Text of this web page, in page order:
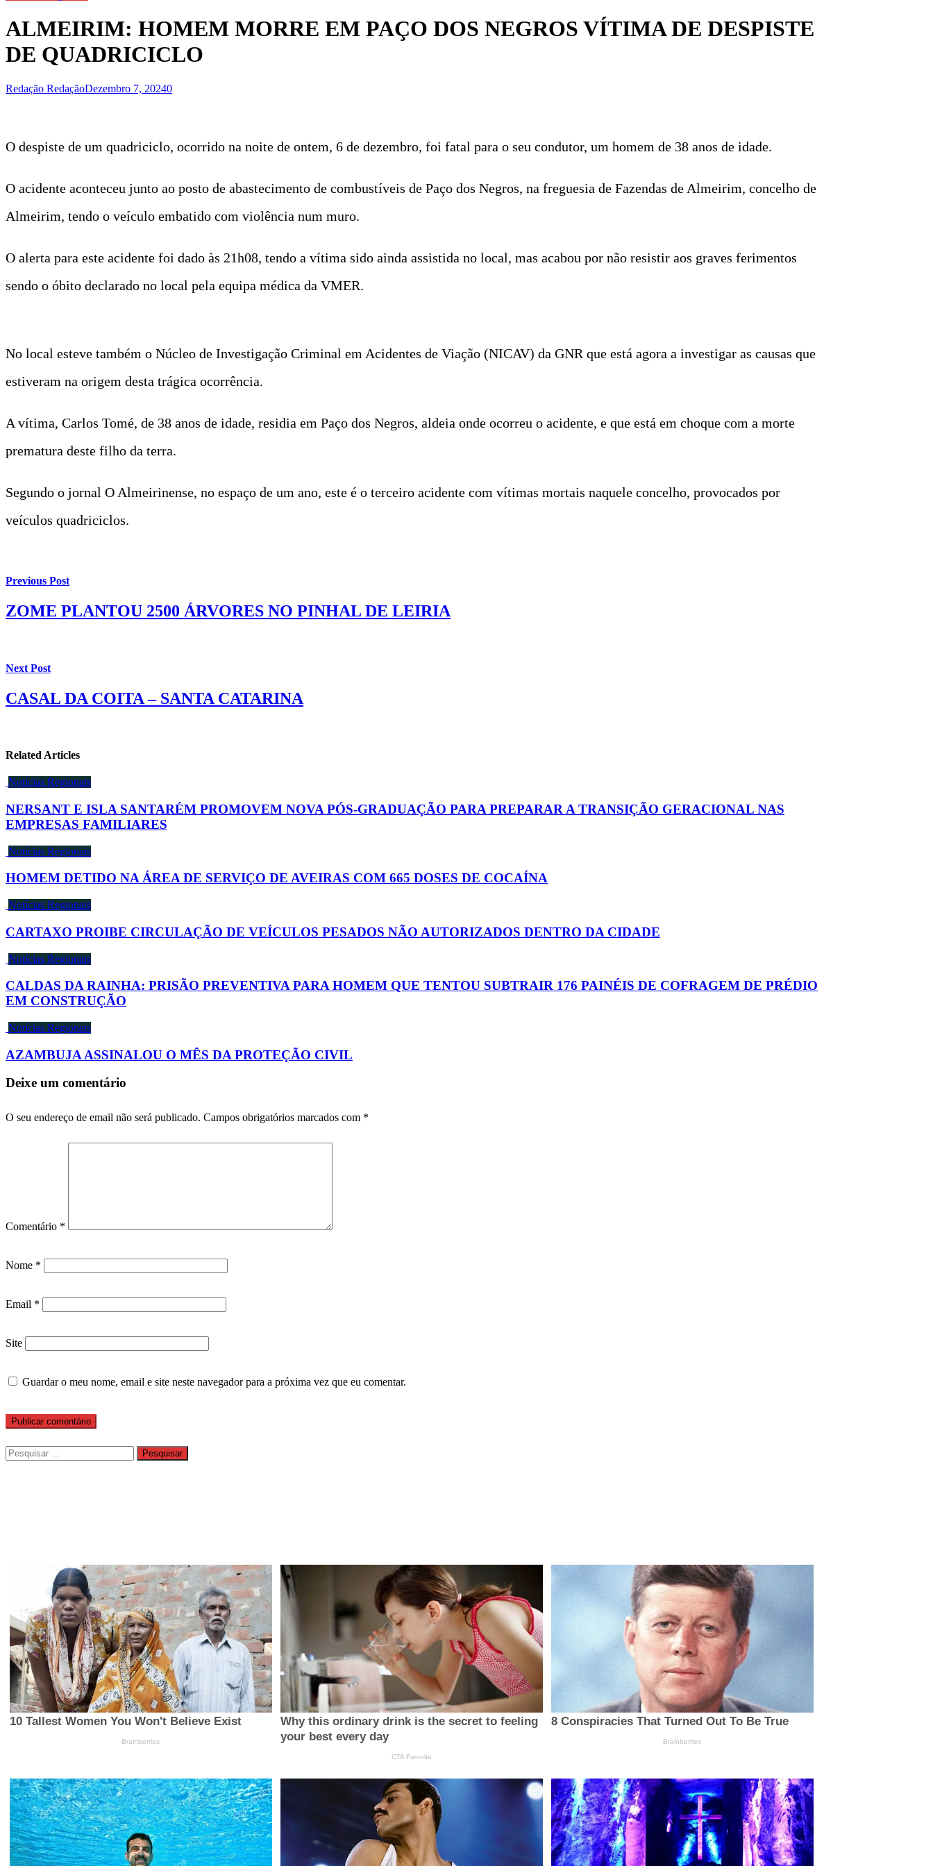
ALMEIRIM: HOMEM MORRE EM PAÇO DOS NEGROS VÍTIMA DE DESPISTE
DE QUADRICICLO
Redação RedaçãoDezembro 7, 20240
O despiste de um quadriciclo, ocorrido na noite de ontem, 6 de dezembro, foi fatal para o seu condutor, um homem de 38 anos de idade.
O acidente aconteceu junto ao posto de abastecimento de combustíveis de Paço dos Negros, na freguesia de Fazendas de Almeirim, concelho de
Almeirim, tendo o veículo embatido com violência num muro.
O alerta para este acidente foi dado às 21h08, tendo a vítima sido ainda assistida no local, mas acabou por não resistir aos graves ferimentos
sendo o óbito declarado no local pela equipa médica da VMER.
No local esteve também o Núcleo de Investigação Criminal em Acidentes de Viação (NICAV) da GNR que está agora a investigar as causas que
estiveram na origem desta trágica ocorrência.
A vítima, Carlos Tomé, de 38 anos de idade, residia em Paço dos Negros, aldeia onde ocorreu o acidente, e que está em choque com a morte
prematura deste filho da terra.
Segundo o jornal O Almeirinense, no espaço de um ano, este é o terceiro acidente com vítimas mortais naquele concelho, provocados por
veículos quadriciclos.
Previous Post
ZOME PLANTOU 2500 ÁRVORES NO PINHAL DE LEIRIA
Next Post
CASAL DA COITA – SANTA CATARINA
Related Articles
Notícias Regionais
NERSANT E ISLA SANTARÉM PROMOVEM NOVA PÓS-GRADUAÇÃO PARA PREPARAR A TRANSIÇÃO GERACIONAL NAS
EMPRESAS FAMILIARES
Notícias Regionais
HOMEM DETIDO NA ÁREA DE SERVIÇO DE AVEIRAS COM 665 DOSES DE COCAÍNA
Notícias Regionais
CARTAXO PROIBE CIRCULAÇÃO DE VEÍCULOS PESADOS NÃO AUTORIZADOS DENTRO DA CIDADE
Notícias Regionais
CALDAS DA RAINHA: PRISÃO PREVENTIVA PARA HOMEM QUE TENTOU SUBTRAIR 176 PAINÉIS DE COFRAGEM DE PRÉDIO
EM CONSTRUÇÃO
Notícias Regionais
AZAMBUJA ASSINALOU O MÊS DA PROTEÇÃO CIVIL
Deixe um comentário
O seu endereço de email não será publicado. Campos obrigatórios marcados com *
Comentário *
Nome *
Email *
Site
Guardar o meu nome, email e site neste navegador para a próxima vez que eu comentar.
Pesquisar
por: